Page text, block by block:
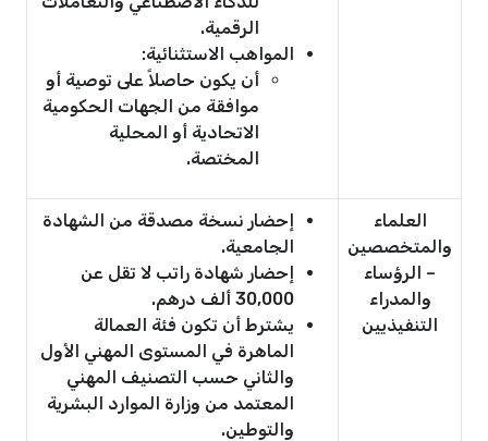
الرقمية.
المواهب الاستثنائية:
أن يكون حاصلاً على توصية أو
موافقة من الجهات الحكومية
الاتحادية أو المحلية
المختصة.
العلماء
والمتخصصين
– الرؤساء
والمدراء
التنفيذيين
إحضار نسخة مصدقة من الشهادة
الجامعية.
إحضار شهادة راتب لا تقل عن
30,000 ألف درهم.
يشترط أن تكون فئة العمالة
الماهرة في المستوى المهني الأول
والثاني حسب التصنيف المهني
المعتمد من وزارة الموارد البشرية
والتوطين.